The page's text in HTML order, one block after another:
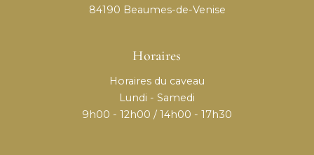
84190 Beaumes-de-Venise
Horaires
Horaires du caveau
Lundi - Samedi
9h00 - 12h00 / 14h00 - 17h30